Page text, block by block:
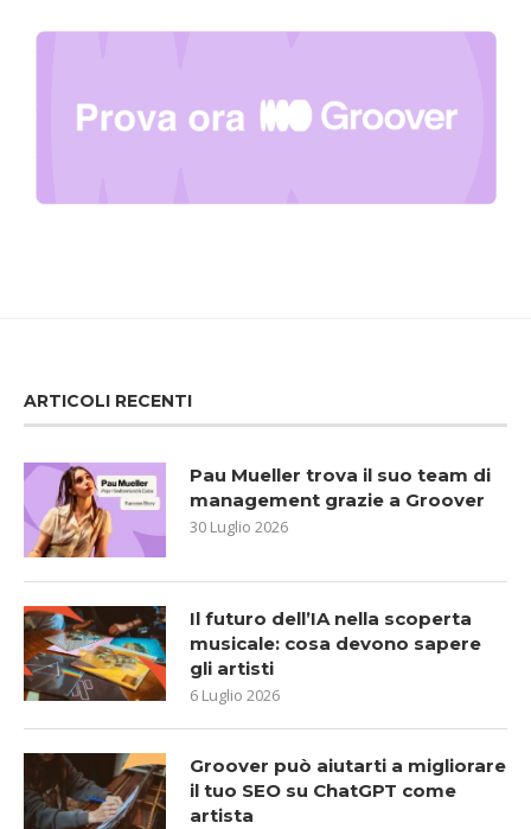
ARTICOLI RECENTI
Pau Mueller trova il suo team di
management grazie a Groover
30 Luglio 2026
Il futuro dell’IA nella scoperta
musicale: cosa devono sapere
gli artisti
6 Luglio 2026
Groover può aiutarti a migliorare
il tuo SEO su ChatGPT come
artista